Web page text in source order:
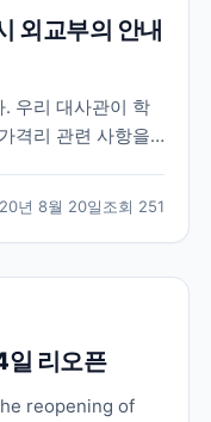
외교부의 안내
우리 대사관이 학
격리 관련 사항을
1. 학생비자 소지
드 수업인...
년 8월 20일조회 251
리오픈
reopening of